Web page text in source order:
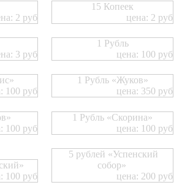
2 руб
15 Копеек
цена: 2 руб
3 руб
1 Рубль
цена: 100 руб
100 руб
1 Рубль «Жуков»
цена: 350 руб
100 руб
1 Рубль «Скорина»
цена: 100 руб
100 руб
5 рублей «Успенский
собор»
цена: 200 руб